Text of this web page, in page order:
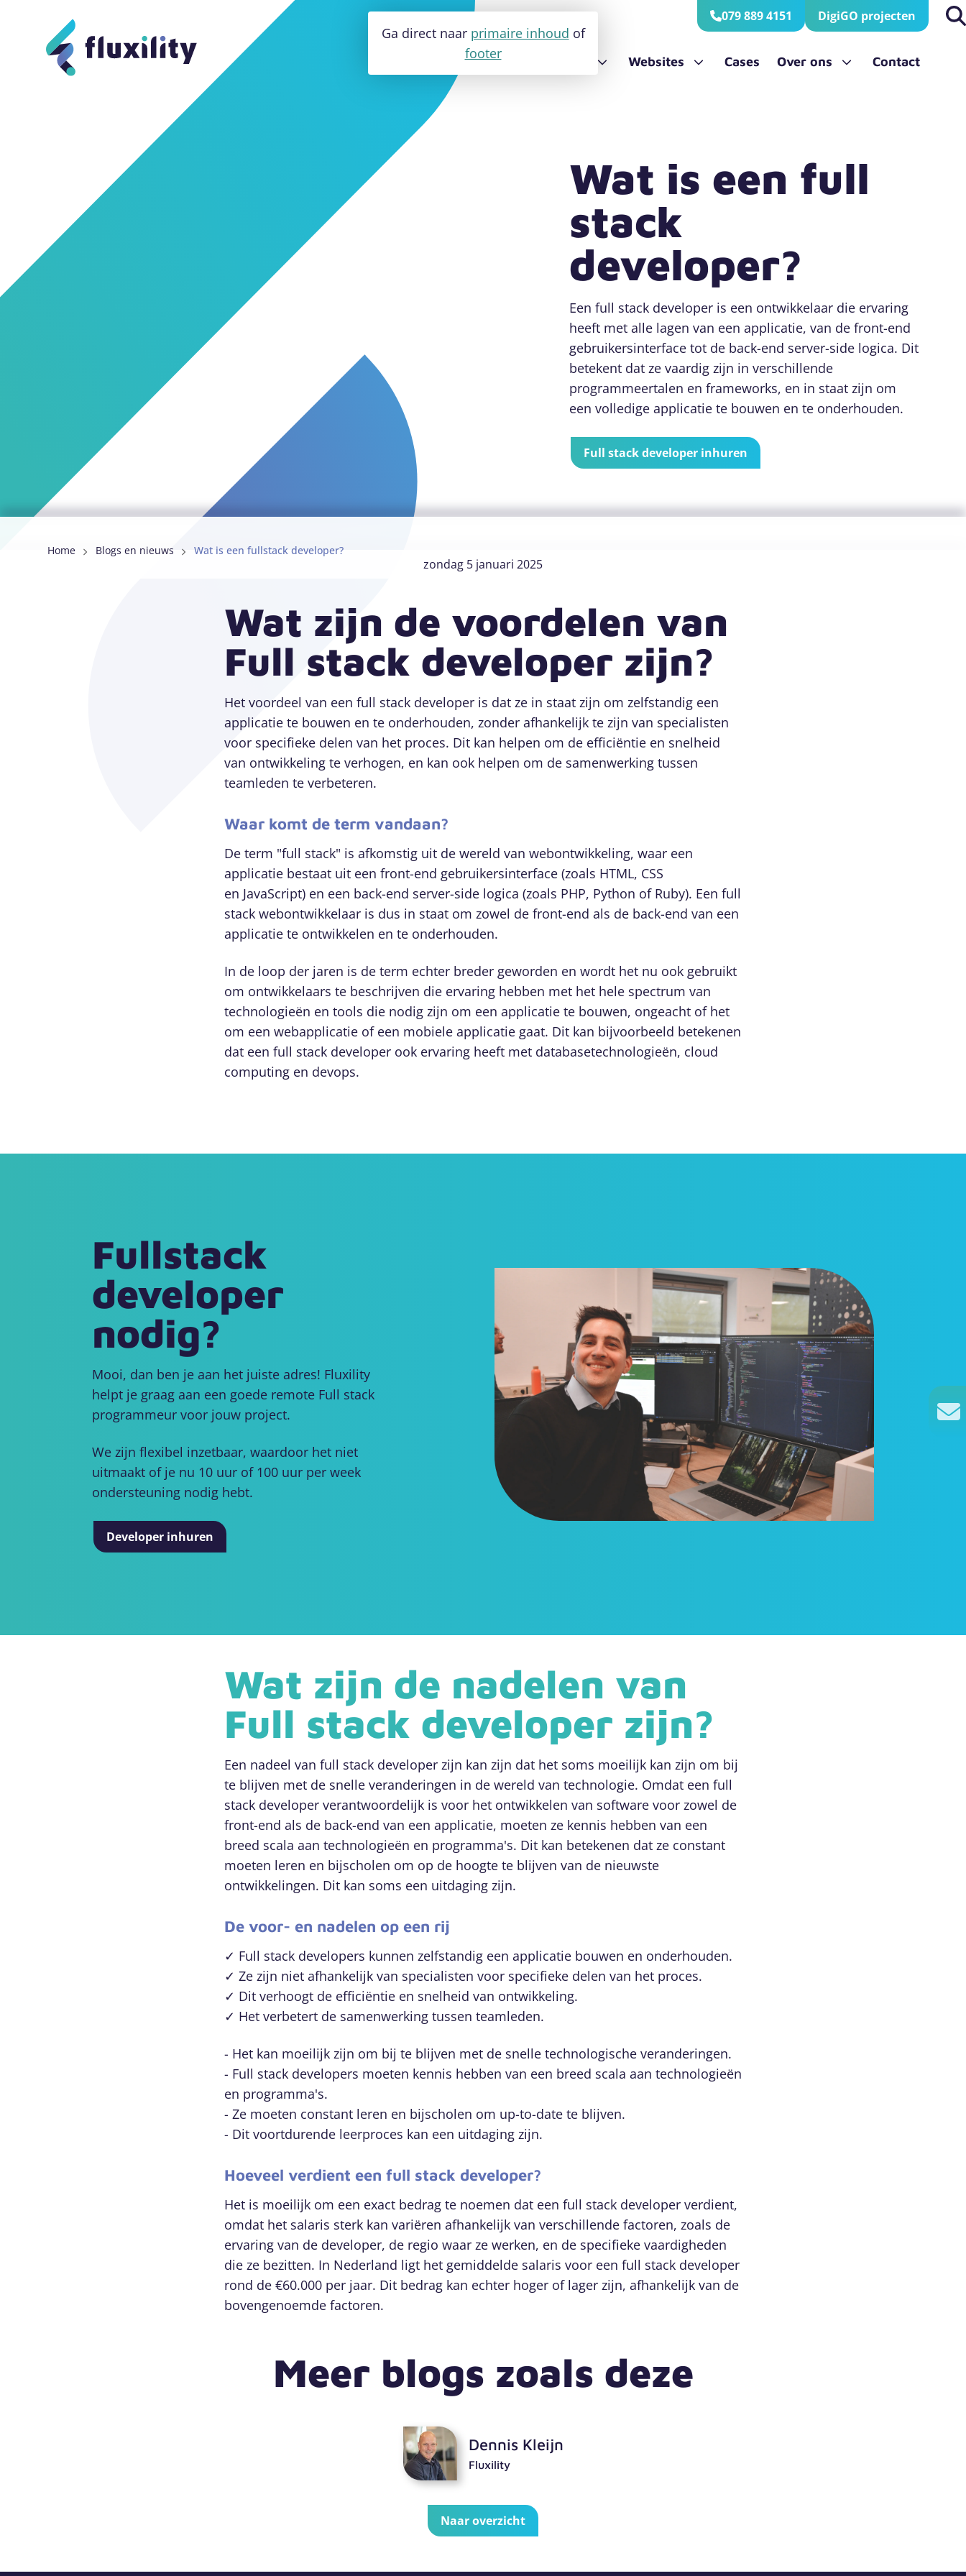
Ga direct naar primaire inhoud of
footer
079 889 4151 DigiGO projecten
Software
Developer inhuren
Webapplicatie App ontwikkeling
Websites Cases Over ons
Over Fluxility
Contact
Wat is een full
stack
developer?
Een full stack developer is een ontwikkelaar die ervaring
heeft met alle lagen van een applicatie, van de front-end
gebruikersinterface tot de back-end server-side logica. Dit
betekent dat ze vaardig zijn in verschillende
programmeertalen en frameworks, en in staat zijn om
een volledige applicatie te bouwen en te onderhouden.
Full stack developer inhuren
Home Blogs en nieuws Wat is een fullstack developer?
zondag 5 januari 2025
Wat zijn de voordelen van
Full stack developer zijn?
Het voordeel van een full stack developer is dat ze in staat zijn om zelfstandig een
applicatie te bouwen en te onderhouden, zonder afhankelijk te zijn van specialisten
voor specifieke delen van het proces. Dit kan helpen om de efficiëntie en snelheid
van ontwikkeling te verhogen, en kan ook helpen om de samenwerking tussen
teamleden te verbeteren.
Waar komt de term vandaan?
De term "full stack" is afkomstig uit de wereld van webontwikkeling, waar een
applicatie bestaat uit een front-end gebruikersinterface (zoals HTML, CSS
en JavaScript) en een back-end server-side logica (zoals PHP, Python of Ruby). Een full
stack webontwikkelaar is dus in staat om zowel de front-end als de back-end van een
applicatie te ontwikkelen en te onderhouden.
In de loop der jaren is de term echter breder geworden en wordt het nu ook gebruikt
om ontwikkelaars te beschrijven die ervaring hebben met het hele spectrum van
technologieën en tools die nodig zijn om een applicatie te bouwen, ongeacht of het
om een webapplicatie of een mobiele applicatie gaat. Dit kan bijvoorbeeld betekenen
dat een full stack developer ook ervaring heeft met databasetechnologieën, cloud
computing en devops.
Fullstack
developer
nodig?
Mooi, dan ben je aan het juiste adres! Fluxility
helpt je graag aan een goede remote Full stack
programmeur voor jouw project.
We zijn flexibel inzetbaar, waardoor het niet
uitmaakt of je nu 10 uur of 100 uur per week
ondersteuning nodig hebt.
Developer inhuren
Wat zijn de nadelen van
Full stack developer zijn?
Een nadeel van full stack developer zijn kan zijn dat het soms moeilijk kan zijn om bij
te blijven met de snelle veranderingen in de wereld van technologie. Omdat een full
stack developer verantwoordelijk is voor het ontwikkelen van software voor zowel de
front-end als de back-end van een applicatie, moeten ze kennis hebben van een
breed scala aan technologieën en programma's. Dit kan betekenen dat ze constant
moeten leren en bijscholen om op de hoogte te blijven van de nieuwste
ontwikkelingen. Dit kan soms een uitdaging zijn.
De voor- en nadelen op een rij
✓ Full stack developers kunnen zelfstandig een applicatie bouwen en onderhouden.
✓ Ze zijn niet afhankelijk van specialisten voor specifieke delen van het proces.
✓ Dit verhoogt de efficiëntie en snelheid van ontwikkeling.
✓ Het verbetert de samenwerking tussen teamleden.
- Het kan moeilijk zijn om bij te blijven met de snelle technologische veranderingen.
- Full stack developers moeten kennis hebben van een breed scala aan technologieën
en programma's.
- Ze moeten constant leren en bijscholen om up-to-date te blijven.
- Dit voortdurende leerproces kan een uitdaging zijn.
Hoeveel verdient een full stack developer?
Het is moeilijk om een exact bedrag te noemen dat een full stack developer verdient,
omdat het salaris sterk kan variëren afhankelijk van verschillende factoren, zoals de
ervaring van de developer, de regio waar ze werken, en de specifieke vaardigheden
die ze bezitten. In Nederland ligt het gemiddelde salaris voor een full stack developer
rond de €60.000 per jaar. Dit bedrag kan echter hoger of lager zijn, afhankelijk van de
bovengenoemde factoren.
Meer blogs zoals deze
Dennis Kleijn
Fluxility
Naar overzicht